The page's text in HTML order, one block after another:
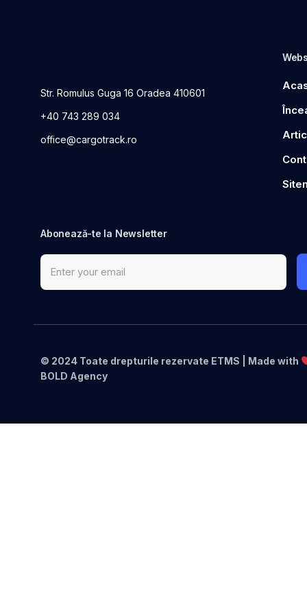
Str. Romulus Guga 16 Oradea 410601
+40 743 289 034
office@cargotrack.ro
Abonează-te la Newsletter
© 2024 Toate drepturile rezervate ETMS | Made with
BOLD Agency